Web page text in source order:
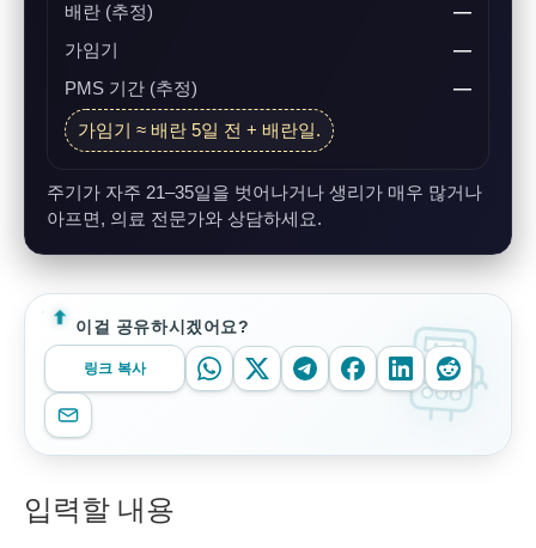
배란 (추정)
—
가임기
—
PMS 기간 (추정)
—
가임기 ≈ 배란 5일 전 + 배란일.
주기가 자주 21–35일을 벗어나거나 생리가 매우 많거나
아프면, 의료 전문가와 상담하세요.
이걸 공유하시겠어요?
링크 복사
입력할 내용